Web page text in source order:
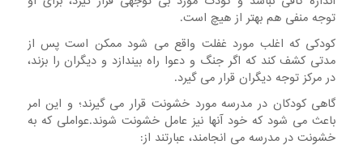
توجه منفی هم بهتر از هیچ است.
کودکی که اغلب مورد غفلت واقع می شود ممکن است پس از
مدتی کشف کند که اگر جنگ و دعوا راه بیندازد و دیگران را بزند،
در مرکز توجه دیگران قرار می گیرد.
گاهی‌ کودکان‌ در مدرسه‌ مورد‌ خشونت‌ قرار می گیرند؛ و این‌ امر
باعث‌ می ‌شود که‌ خود آنها نیز عامل‌ خشونت‌ شوند.عواملی‌ که‌ به‌
خشونت‌ در مدرسه‌ می ‌انجامند، عبارتند از: